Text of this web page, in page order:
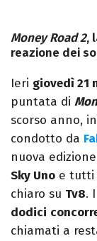
Money Road 2,
reazione dei
Ieri giovedì 21
puntata di
scorso anno,
condotto da
nuova
Sky Uno e tutti
chiaro su Tv8.
dodici
chiamati a